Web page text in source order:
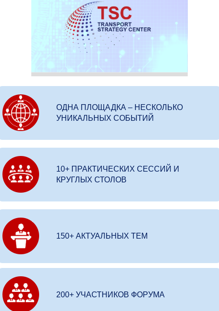
ОДНА ПЛОЩАДКА – НЕСКОЛЬКО
УНИКАЛЬНЫХ СОБЫТИЙ
10+ ПРАКТИЧЕСКИХ СЕССИЙ И
КРУГЛЫХ СТОЛОВ
150+ АКТУАЛЬНЫХ ТЕМ
200+ УЧАСТНИКОВ ФОРУМА